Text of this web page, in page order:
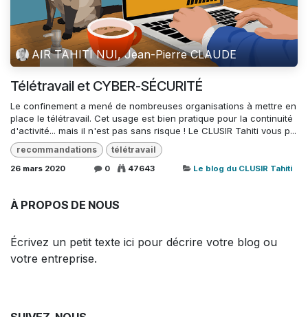
AIR TAHITI NUI, Jean-Pierre CLAUDE
Télétravail et CYBER-SÉCURITÉ
Le confinement a mené de nombreuses organisations à mettre en
place le télétravail. Cet usage est bien pratique pour la continuité
d'activité... mais il n'est pas sans risque ! Le CLUSIR Tahiti vous p...
recommandations télétravail
26 mars 2020 0 47643 Le blog du CLUSIR Tahiti
À PROPOS DE NOUS
Écrivez un petit texte ici pour décrire votre blog ou
votre entreprise.